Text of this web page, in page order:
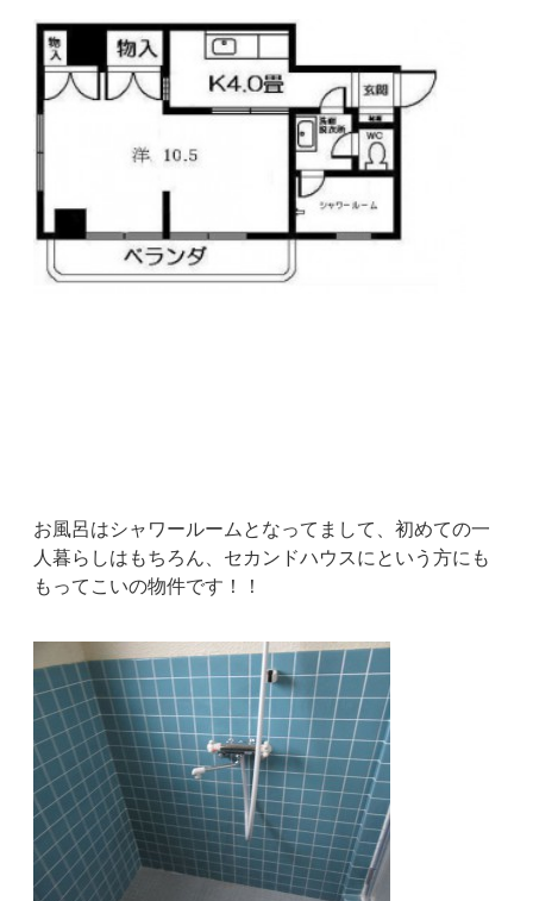
お風呂はシャワールームとなってまして、初めての一
人暮らしはもちろん、セカンドハウスにという方にも
もってこいの物件です！！